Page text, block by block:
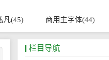
凡(45) 商用主字体(44)
栏目导航